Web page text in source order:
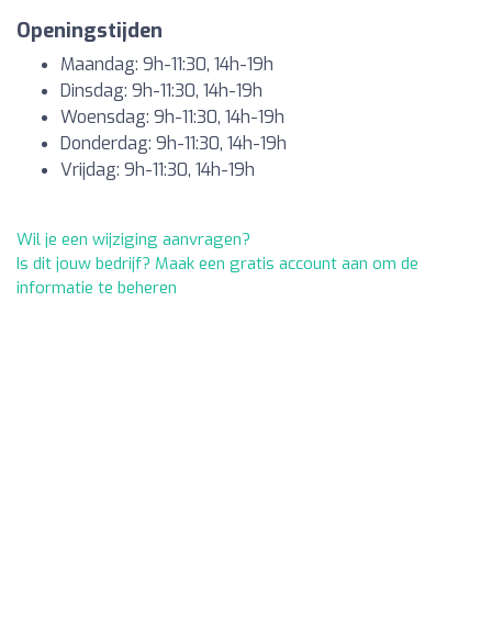
Openingstijden
Maandag: 9h-11:30, 14h-19h
Dinsdag: 9h-11:30, 14h-19h
Woensdag: 9h-11:30, 14h-19h
Donderdag: 9h-11:30, 14h-19h
Vrijdag: 9h-11:30, 14h-19h
Wil je een wijziging aanvragen?
Is dit jouw bedrijf? Maak een gratis account aan om de
informatie te beheren